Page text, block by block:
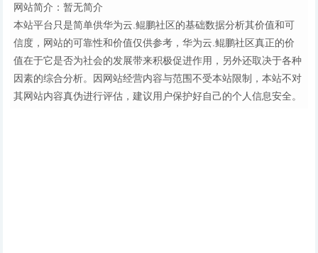
网站简介：暂无简介
本站平台只是简单供华为云.鲲鹏社区的基础数据分析其价值和可
信度，网站的可靠性和价值仅供参考，华为云.鲲鹏社区真正的价
值在于它是否为社会的发展带来积极促进作用，另外还取决于各种
因素的综合分析。因网站经营内容与范围不受本站限制，本站不对
其网站内容真伪进行评估，建议用户保护好自己的个人信息安全。